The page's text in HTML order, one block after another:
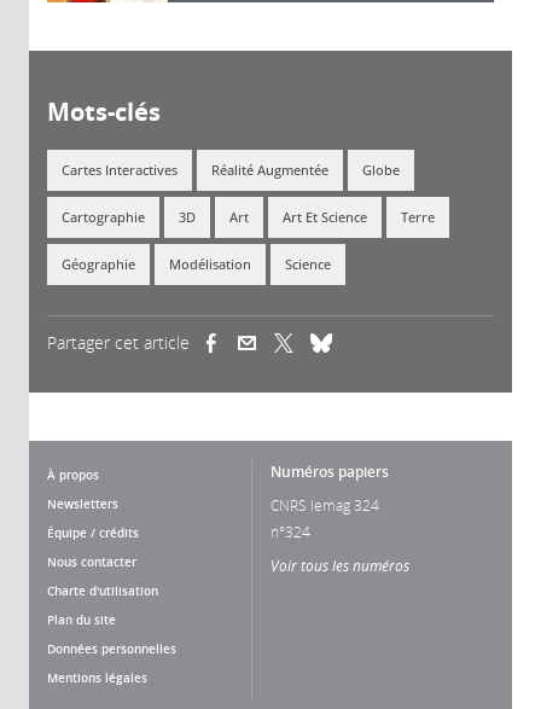
Mots-clés
Cartes Interactives Réalité Augmentée Globe
Cartographie 3D Art Art Et Science Terre
Géographie Modélisation Science
Partager cet article (link is external)(link is external)
À propos
Newsletters
Équipe / crédits
Nous contacter
Charte d'utilisation
Plan du site
Données personnelles
Mentions légales
Numéros papiers
CNRS lemag 324
n°324
Voir tous les numéros